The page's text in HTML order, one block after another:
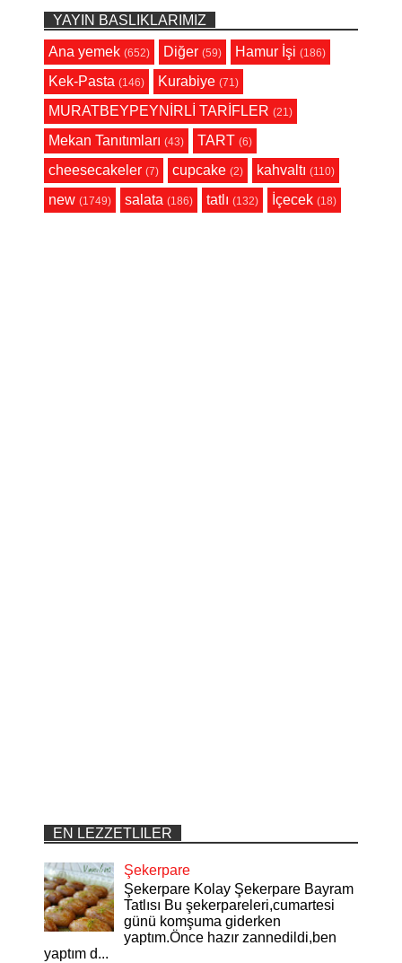
YAYIN BASLIKLARIMIZ
Ana yemek (652) Diğer (59) Hamur İşi (186)
Kek-Pasta (146) Kurabiye (71)
MURATBEYPEYNİRLİ TARİFLER (21)
Mekan Tanıtımları (43) TART (6)
cheesecakeler (7) cupcake (2) kahvaltı (110)
new (1749) salata (186) tatlı (132) İçecek (18)
EN LEZZETLILER
Şekerpare
Şekerpare Kolay Şekerpare Bayram
Tatlısı Bu şekerpareleri,cumartesi
günü komşuma giderken
yaptım.Önce hazır zannedildi,ben
yaptım d...